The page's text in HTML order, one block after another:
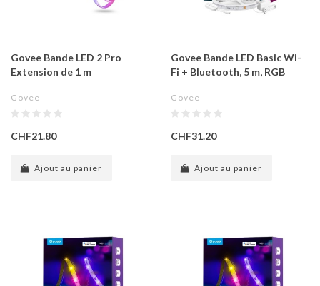
Govee Bande LED 2 Pro
Extension de 1 m
Govee
CHF21.80
Ajout au panier
Govee Bande LED Basic Wi-
Fi + Bluetooth, 5 m, RGB
Govee
CHF31.20
Ajout au panier